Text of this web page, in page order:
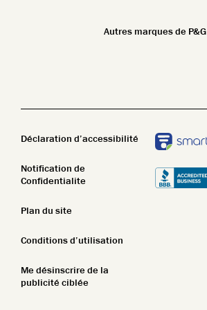
Autres marques de P&G
Déclaration d’accessibilité
Notification de
Confidentialite
Plan du site
Conditions d’utilisation
Me désinscrire de la
publicité ciblée